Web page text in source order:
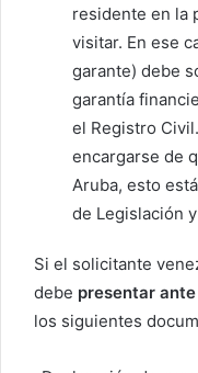
residente en la
visitar. En ese
garante) debe
garantía
el Registro
encargarse de
Aruba, esto
de Legislación
Si el solicitante
debe presentar
los siguientes